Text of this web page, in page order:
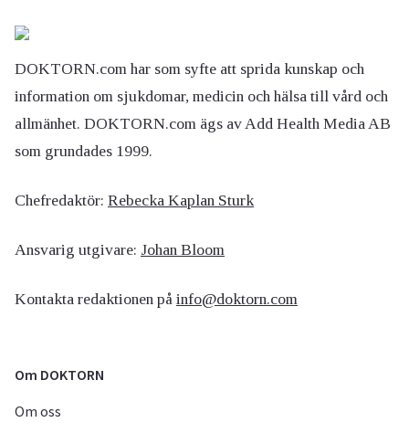
DOKTORN.com har som syfte att sprida kunskap och
information om sjukdomar, medicin och hälsa till vård och
allmänhet. DOKTORN.com ägs av Add Health Media AB
som grundades 1999.
Chefredaktör: Rebecka Kaplan Sturk
Ansvarig utgivare: Johan Bloom
Kontakta redaktionen på info@doktorn.com
Om DOKTORN
Om oss